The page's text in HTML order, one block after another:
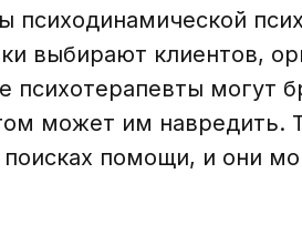
психодинамической
выбирают клиентов,
могут
может им навредить.
помощи, и они